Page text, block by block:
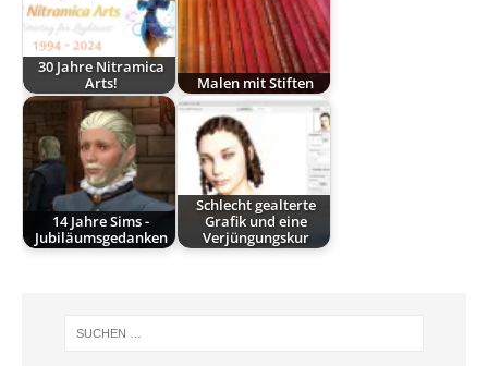
30 Jahre Nitramica
Arts!
Malen mit Stiften
14 Jahre Sims -
Jubiläumsgedanken
Schlecht gealterte
Grafik und eine
Verjüngungskur